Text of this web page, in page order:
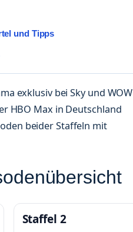
und Tipps
exklusiv bei Sky und WOW
HBO Max in Deutschland
beider Staffeln mit
Staffel 2